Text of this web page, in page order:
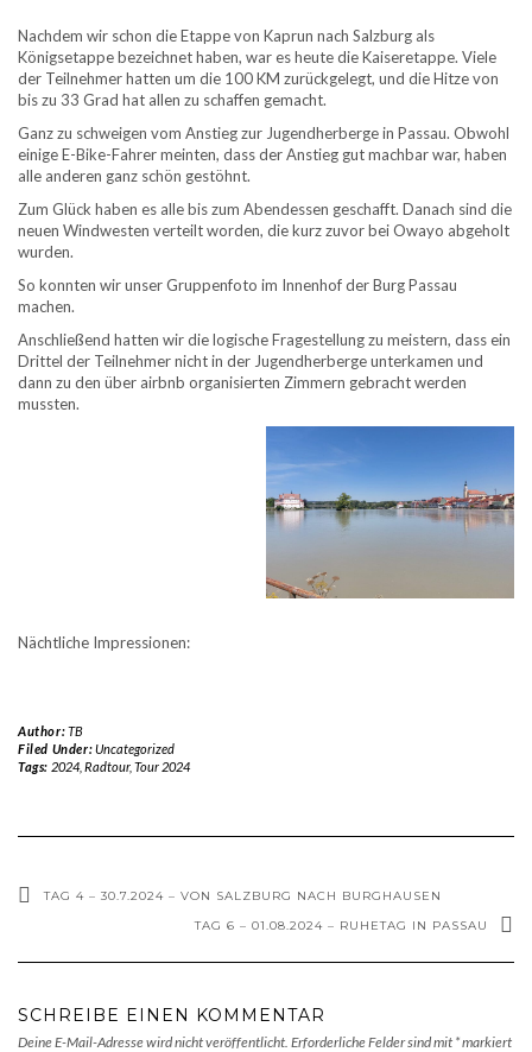
Nachdem wir schon die Etappe von Kaprun nach Salzburg als
Königsetappe bezeichnet haben, war es heute die Kaiseretappe. Viele
der Teilnehmer hatten um die 100 KM zurückgelegt, und die Hitze von
bis zu 33 Grad hat allen zu schaffen gemacht.
Ganz zu schweigen vom Anstieg zur Jugendherberge in Passau. Obwohl
einige E-Bike-Fahrer meinten, dass der Anstieg gut machbar war, haben
alle anderen ganz schön gestöhnt.
Zum Glück haben es alle bis zum Abendessen geschafft. Danach sind die
neuen Windwesten verteilt worden, die kurz zuvor bei Owayo abgeholt
wurden.
So konnten wir unser Gruppenfoto im Innenhof der Burg Passau
machen.
Anschließend hatten wir die logische Fragestellung zu meistern, dass ein
Drittel der Teilnehmer nicht in der Jugendherberge unterkamen und
dann zu den über airbnb organisierten Zimmern gebracht werden
mussten.
Nächtliche Impressionen:
Author:TB
Filed Under:Uncategorized
Tags: 2024, Radtour, Tour 2024
TAG 4 – 30.7.2024 – VON SALZBURG NACH BURGHAUSEN
TAG 6 – 01.08.2024 – RUHETAG IN PASSAU
SCHREIBE EINEN KOMMENTAR
Deine E-Mail-Adresse wird nicht veröffentlicht. Erforderliche Felder sind mit *markiert